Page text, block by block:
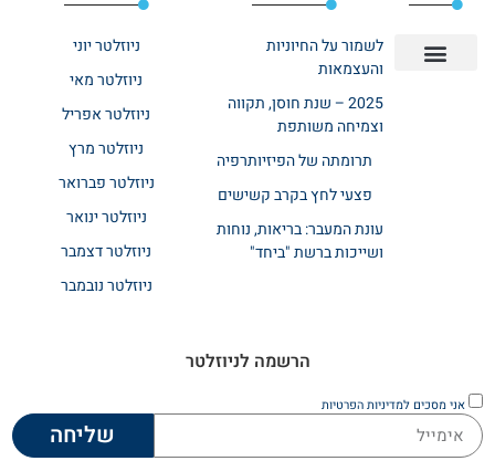
לשמור על החיוניות
והעצמאות
2025 – שנת חוסן, תקווה
וצמיחה משותפת
תרומתה של הפיזיותרפיה
פצעי לחץ בקרב קשישים
עונת המעבר: בריאות, נוחות
ושייכות ברשת "ביחד"
ניוזלטר יוני
ניוזלטר מאי
ניוזלטר אפריל
ניוזלטר מרץ
ניוזלטר פברואר
ניוזלטר ינואר
ניוזלטר דצמבר
ניוזלטר נובמבר
הרשמה לניוזלטר
אני מסכים למדיניות הפרטיות
שליחה